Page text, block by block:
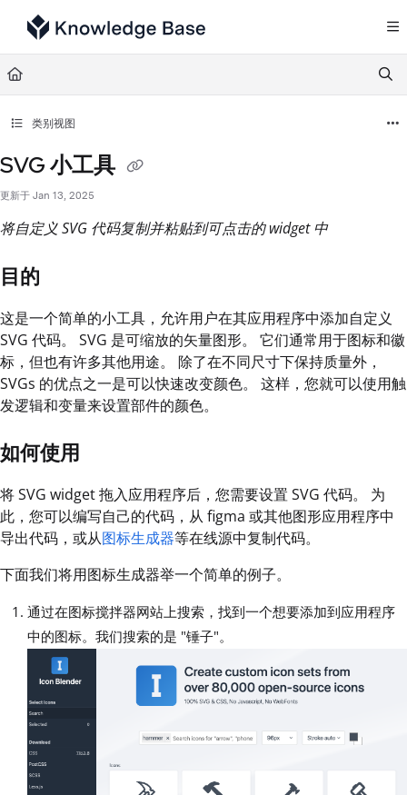
Documentation Index
Fetch the complete documentation index at:
Use this file to discover all available pages before exploring further.
类别视图
SVG 小工具
更新于 Jan 13, 2025
将自定义 SVG 代码复制并粘贴到可点击的 widget 中
目的
这是一个简单的小工具，允许用户在其应用程序中添加自定义
SVG 代码。 SVG 是可缩放的矢量图形。 它们通常用于图标和徽
标，但也有许多其他用途。 除了在不同尺寸下保持质量外，
SVGs 的优点之一是可以快速改变颜色。 这样，您就可以使用触
发逻辑和变量来设置部件的颜色。
如何使用
将 SVG widget 拖入应用程序后，您需要设置 SVG 代码。 为
此，您可以编写自己的代码，从 figma 或其他图形应用程序中
导出代码，或从图标生成器等在线源中复制代码。
下面我们将用图标生成器举一个简单的例子。
通过在图标搅拌器网站上搜索，找到一个想要添加到应用程序
中的图标。我们搜索的是 "锤子"。